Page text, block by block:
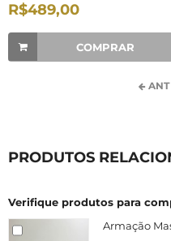
R$489,00
COMPRAR
ANT
PRODUTOS
Verifique produtos para
Armação